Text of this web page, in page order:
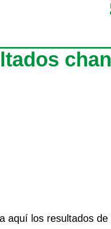
aquí los resultados